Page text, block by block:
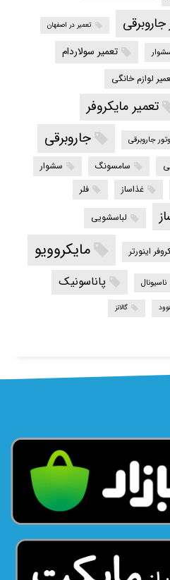
تعمیر در اصفهان
تعمیر سولاردام
لوازم خانگی
تعمیر مایکروفر
جاروبرقی جاروبرقی
سامسونگ
سشوار
غذاساز فلر
لباسشویی
اینورتر مایکروویو
ناسیونال پاناسونیک
گالانز